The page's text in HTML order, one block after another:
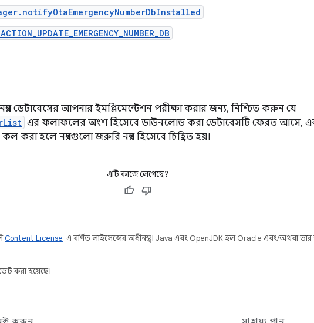
ডেটাবেসের আপনার ইমপ্লিমেন্টেশন পরীক্ষা করার জন্য, নিশ্চিত করুন যে
এর ফলাফলের অংশ হিসেবে ডাউনলোড করা ডেটাবেসটি ফেরত আসে,
কল করা হলে নম্বরগুলো জরুরি নম্বর হিসেবে চিহ্নিত হয়।
এটি কাজে লেগেছে?
Content License-এ বর্ণিত লাইসেন্সের অধীনস্থ। Java এবং OpenJDK হল Oracle এবং/অথবা তার
করা হয়েছে।